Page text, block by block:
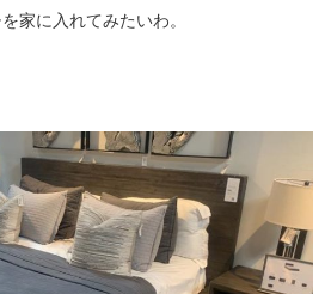
家に入れてみたいわ。